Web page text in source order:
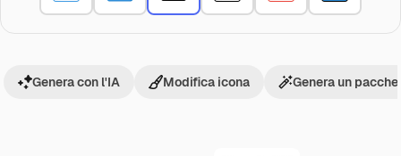
Genera con l'IA Modifica icona Genera un